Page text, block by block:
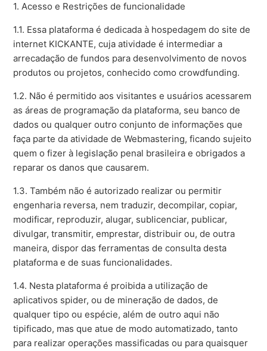
1. Acesso e Restrições de funcionalidade
1.1. Essa plataforma é dedicada à hospedagem do site de
internet KICKANTE, cuja atividade é intermediar a
arrecadação de fundos para desenvolvimento de novos
produtos ou projetos, conhecido como crowdfunding.
1.2. Não é permitido aos visitantes e usuários acessarem
as áreas de programação da plataforma, seu banco de
dados ou qualquer outro conjunto de informações que
faça parte da atividade de Webmastering, ficando sujeito
quem o fizer à legislação penal brasileira e obrigados a
reparar os danos que causarem.
1.3. Também não é autorizado realizar ou permitir
engenharia reversa, nem traduzir, decompilar, copiar,
modificar, reproduzir, alugar, sublicenciar, publicar,
divulgar, transmitir, emprestar, distribuir ou, de outra
maneira, dispor das ferramentas de consulta desta
plataforma e de suas funcionalidades.
1.4. Nesta plataforma é proibida a utilização de
aplicativos spider, ou de mineração de dados, de
qualquer tipo ou espécie, além de outro aqui não
tipificado, mas que atue de modo automatizado, tanto
para realizar operações massificadas ou para quaisquer